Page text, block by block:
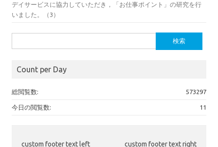
デイサービスに協力していただき，「お仕事ポイント」の研究を行
いました。（3）
索:
Count per Day
573297
総閲覧数:
11
今日の閲覧数:
custom footer text left custom footer text right